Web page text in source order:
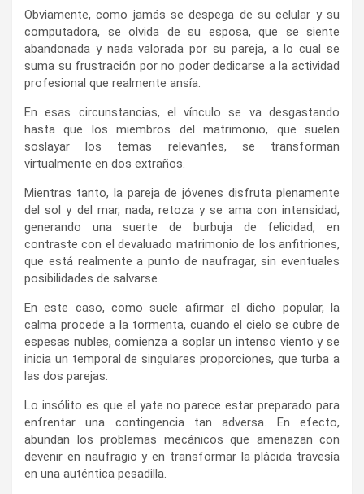
Obviamente, como jamás se despega de su celular y su
computadora, se olvida de su esposa, que se siente
abandonada y nada valorada por su pareja, a lo cual se
suma su frustración por no poder dedicarse a la actividad
profesional que realmente ansía.
En esas circunstancias, el vínculo se va desgastando
hasta que los miembros del matrimonio, que suelen
soslayar los temas relevantes, se transforman
virtualmente en dos extraños.
Mientras tanto, la pareja de jóvenes disfruta plenamente
del sol y del mar, nada, retoza y se ama con intensidad,
generando una suerte de burbuja de felicidad, en
contraste con el devaluado matrimonio de los anfitriones,
que está realmente a punto de naufragar, sin eventuales
posibilidades de salvarse.
En este caso, como suele afirmar el dicho popular, la
calma procede a la tormenta, cuando el cielo se cubre de
espesas nubles, comienza a soplar un intenso viento y se
inicia un temporal de singulares proporciones, que turba a
las dos parejas.
Lo insólito es que el yate no parece estar preparado para
enfrentar una contingencia tan adversa. En efecto,
abundan los problemas mecánicos que amenazan con
devenir en naufragio y en transformar la plácida travesía
en una auténtica pesadilla.